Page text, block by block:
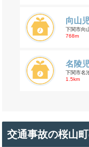
向山
下関市向
768m
名陵
下関市名
1.5km
交通事故の桜山